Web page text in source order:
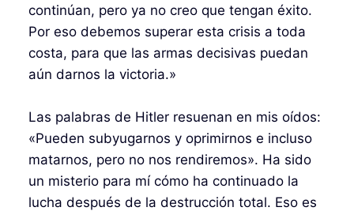
continúan, pero ya no creo que tengan éxito.
Por eso debemos superar esta crisis a toda
costa, para que las armas decisivas puedan
aún darnos la victoria.»
Las palabras de Hitler resuenan en mis oídos:
«Pueden subyugarnos y oprimirnos e incluso
matarnos, pero no nos rendiremos». Ha sido
un misterio para mí cómo ha continuado la
lucha después de la destrucción total. Eso es